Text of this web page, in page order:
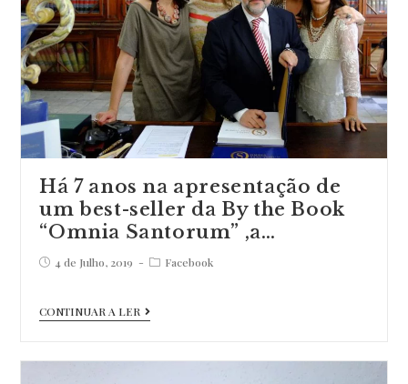
Cores
na
Cidade
Azulejaria
de
Belém
»
Two
pages
…
Há 7 anos na apresentação de
um best-seller da By the Book
“Omnia Santorum” ,a…
Post4 de Julho, 2019
PostFacebook
CONTINUAR A LER
Há
anos